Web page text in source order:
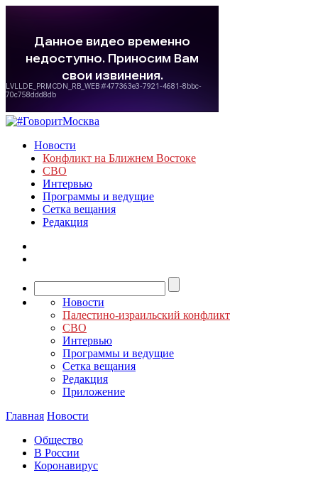
Новости
Конфликт на Ближнем Востоке
СВО
Интервью
Программы и ведущие
Сетка вещания
Редакция
Новости
Палестино-израильский конфликт
СВО
Интервью
Программы и ведущие
Сетка вещания
Редакция
Приложение
Главная Новости
Общество
В России
Коронавирус